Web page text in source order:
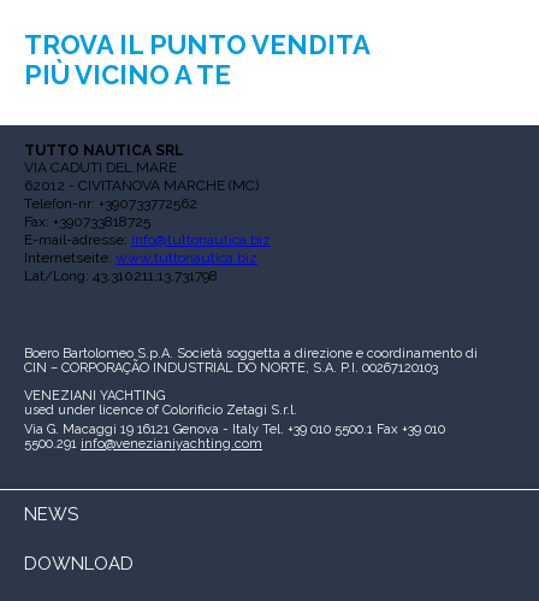
TROVA IL PUNTO VENDITA
PIÙ VICINO A TE
TUTTO NAUTICA SRL
VIA CADUTI DEL MARE
62012 - CIVITANOVA MARCHE (MC)
Telefon-nr: +390733772562
Fax: +390733818725
E-mail-adresse: info@tuttonautica.biz
Internetseite: www.tuttonautica.biz
Lat/Long: 43.310211,13.731798
Boero Bartolomeo S.p.A. Società soggetta a direzione e coordinamento di
CIN – CORPORAÇÃO INDUSTRIAL DO NORTE, S.A. P.I. 00267120103
VENEZIANI YACHTING
used under licence of Colorificio Zetagi S.r.l.
Via G. Macaggi 19 16121 Genova - Italy Tel. +39 010 5500.1 Fax +39 010
5500.291 info@venezianiyachting.com
NEWS
DOWNLOAD